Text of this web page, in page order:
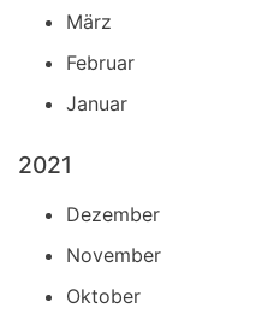
März
Februar
Januar
2021
Dezember
November
Oktober